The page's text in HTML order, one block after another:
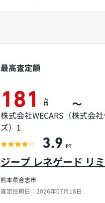
熊本県合志市
査定依頼日：2026年07月18日
ジープ レネゲード リ
最高査定額
181 万
円 ～
株式会社WECARS（株式会
ズ）1
3.9 PT